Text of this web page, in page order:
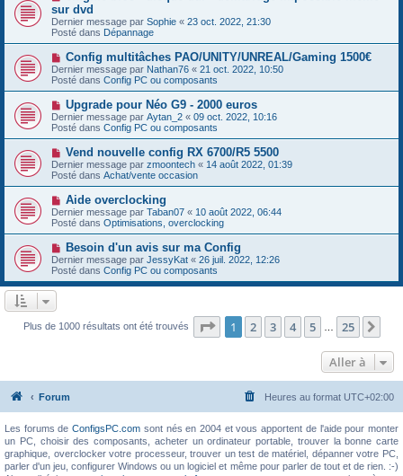
a
g
e
u
m
e
s
s
g
e
u
v
e
a
u
m
e
s
s
g
e
sur dvd
Dernier message par Sophie « 23 oct. 2022, 21:30
Posté dans Dépannage
N
o
u
v
e
a
u
m
e
s
s
a
g
Config multitâches PAO/UNITY/UNREAL/Gaming 1500€
Dernier message par Nathan76 « 21 oct. 2022, 10:50
Posté dans Config PC ou composants
N
o
u
v
e
u
m
e
s
s
a
g
e
Upgrade pour Néo G9 - 2000 euros
Dernier message par Aytan_2 « 09 oct. 2022, 10:16
Posté dans Config PC ou composants
N
o
u
v
a
u
m
e
s
a
g
e
Vend nouvelle config RX 6700/R5 5500
Dernier message par zmoontech « 14 août 2022, 01:39
Posté dans Achat/vente occasion
N
o
u
v
e
a
u
m
e
g
Aide overclocking
Dernier message par Taban07 « 10 août 2022, 06:44
Posté dans Optimisations, overclocking
N
o
u
v
e
m
e
Besoin d'un avis sur ma Config
Dernier message par JessyKat « 26 juil. 2022, 12:26
Posté dans Config PC ou composants
Plus de 1000 résultats ont été trouvés Page 1sur25
1 2 3 4 5 25
Aller à
Forum Heures au format UTC+02:00
Les forums deConfigsPC.com sont nés en 2004 et vous apportent de l'aide pour monter
un PC, choisir des composants, acheter un ordinateur portable, trouver la bonne carte
graphique, overclocker votre processeur, trouver un test de matériel, dépanner votre PC,
parler d'un jeu, configurer Windows ou un logiciel et même pour parler de tout et de rien. :-)